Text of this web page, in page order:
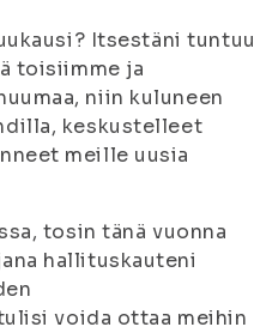
Itsestäni tuntuu
toisiimme ja
niin kuluneen
keskustelleet
meille uusia
tosin tänä vuonna
hallituskauteni
voida ottaa meihin